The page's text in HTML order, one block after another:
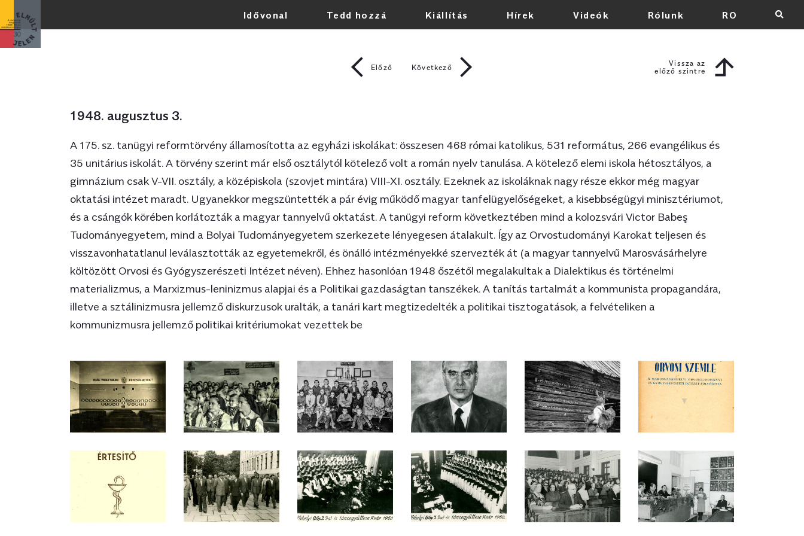
Idővonal Tedd hozzá Kiállítás Hírek Videók Rólunk RO
×
iskolákat: összesen 468 római katolikus, 531 református, 266
evangélikus és 35 unitárius iskolát. A törvény szerint már első
osztálytól kötelező volt a román nyelv tanulása. A kötelező
elemi iskola hétosztályos, a gimnázium csak V-VII. osztály, a
középiskola (szovjet mintára) VIII-XI. osztály. Ezeknek az
iskoláknak nagy része ekkor még magyar oktatási intézet
maradt. Ugyanekkor megszüntették a pár évig működő
magyar tanfelügyelőségeket, a kisebbségügyi minisztériumot,
és a csángók körében korlátozták a magyar tannyelvű
oktatást. A tanügyi reform következtében mind a kolozsvári
Victor Babeş Tudományegyetem, mind a Bolyai
leválasztották az egyetemekről, és önálló intézményekké
szervezték át (a magyar tannyelvű Marosvásárhelyre költözött
Orvosi és Gyógyszerészeti Intézet néven). Ehhez hasonlóan
1948 őszétől megalakultak a Dialektikus és történelmi
materializmus, a Marxizmus-leninizmus alapjai és a Politikai
propagandára, illetve a sztálinizmusra jellemző diskurzusok
uralták, a tanári kart megtizedelték a politikai tisztogatások, a
felvételiken a kommunizmusra jellemző politikai kritériumokat
vezettek be
Előző Következő
Vissza az
előző szintre
1948. augusztus 3.
A 175. sz. tanügyi reformtörvény államosította az egyházi iskolákat: összesen 468 római katolikus, 531 református, 266 evangélikus és
35 unitárius iskolát. A törvény szerint már első osztálytól kötelező volt a román nyelv tanulása. A kötelező elemi iskola hétosztályos, a
gimnázium csak V-VII. osztály, a középiskola (szovjet mintára) VIII-XI. osztály. Ezeknek az iskoláknak nagy része ekkor még magyar
oktatási intézet maradt. Ugyanekkor megszüntették a pár évig működő magyar tanfelügyelőségeket, a kisebbségügyi minisztériumot,
és a csángók körében korlátozták a magyar tannyelvű oktatást. A tanügyi reform következtében mind a kolozsvári Victor Babeş
Tudományegyetem, mind a Bolyai Tudományegyetem szerkezete lényegesen átalakult. Így az Orvostudományi Karokat teljesen és
visszavonhatatlanul leválasztották az egyetemekről, és önálló intézményekké szervezték át (a magyar tannyelvű Marosvásárhelyre
költözött Orvosi és Gyógyszerészeti Intézet néven). Ehhez hasonlóan 1948 őszétől megalakultak a Dialektikus és történelmi
materializmus, a Marxizmus-leninizmus alapjai és a Politikai gazdaságtan tanszékek. A tanítás tartalmát a kommunista propagandára,
illetve a sztálinizmusra jellemző diskurzusok uralták, a tanári kart megtizedelték a politikai tisztogatások, a felvételiken a
kommunizmusra jellemző politikai kritériumokat vezettek be